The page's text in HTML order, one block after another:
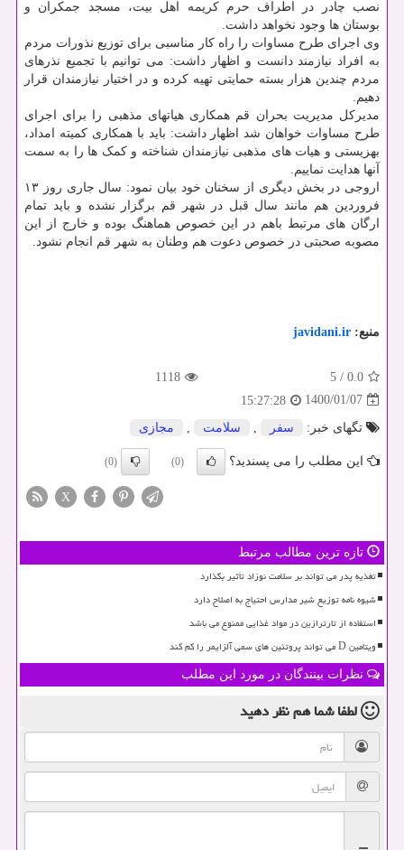
نصب چادر در اطراف حرم کریمه اهل بیت، مسجد جمکران و
بوستان ها وجود نخواهد داشت.
وی اجرای طرح مساوات را راه کار مناسبی برای توزیع نذورات مردم
به افراد نیازمند دانست و اظهار داشت: می توانیم با تجمیع نذرهای
مردم چندین هزار بسته حمایتی تهیه کرده و در اختیار نیازمندان قرار
دهیم.
مدیرکل مدیریت بحران قم همکاری هیاتهای مذهبی را برای اجرای
طرح مساوات خواهان شد اظهار داشت: باید با همکاری کمیته امداد،
بهزیستی و هیات های مذهبی نیازمندان شناخته و کمک ها را به سمت
آنها هدایت نماییم.
اروجی در بخش دیگری از سخنان خود بیان نمود: سال جاری روز ۱۳
فروردین هم مانند سال قبل در شهر قم برگزار نشده و باید تمام
ارگان های مرتبط باهم در این خصوص هماهنگ بوده و خارج از این
مصوبه صحبتی در خصوص دعوت هم وطنان به شهر قم انجام نشود.
منبع: javidani.ir
0.0
/
5
1118
1400/01/07
15:27:28
تگهای خبر:
سفر , سلامت , مجازی
این مطلب را می پسندید؟ (0)
(0)
X
تازه ترین مطالب مرتبط
تغذیه پدر می تواند بر سلامت نوزاد تأثیر بگذارد
شیوه نامه توزیع شیر مدارس احتیاج به اصلاح دارد
استفاده از تارترازین در مواد غذایی ممنوع می باشد
ویتامین D می تواند پروتئین های سمی آلزایمر را کم کند
نظرات بینندگان در مورد این مطلب
لطفا شما همنظر دهید